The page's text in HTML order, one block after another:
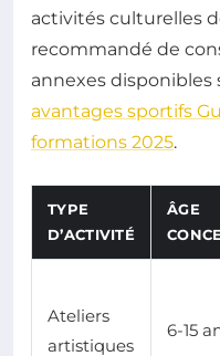
activités culturelles
recommandé de
annexes disponibles
avantages sportifs
formations 2025.
TYPE
D’ACTIVITÉ
ÂGE
Ateliers
artistiques
6-15